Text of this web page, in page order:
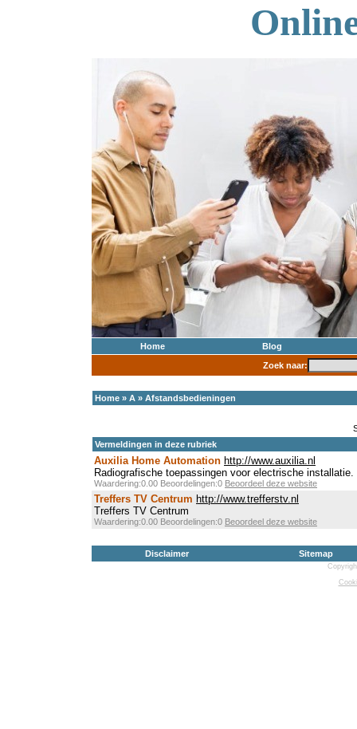
Home
Blog
Zoek naar:
Home » A » Afstandsbedieningen
Vermeldingen in deze rubriek
Auxilia Home Automation http://www.auxilia.nl
Radiografische toepassingen voor electrische installatie.
Waardering:0.00 Beoordelingen:0 Beoordeel deze website
Treffers TV Centrum http://www.trefferstv.nl
Treffers TV Centrum
Waardering:0.00 Beoordelingen:0 Beoordeel deze website
Disclaimer Sitemap